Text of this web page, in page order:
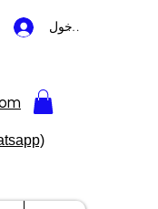
تسجيل الدخول